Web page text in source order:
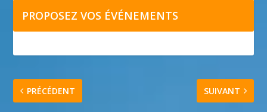
PROPOSEZ VOS ÉVÉNEMENTS
PRÉCÉDENT SUIVANT